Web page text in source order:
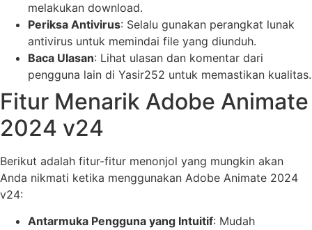
melakukan download.
Periksa Antivirus: Selalu gunakan perangkat lunak
antivirus untuk memindai file yang diunduh.
Baca Ulasan: Lihat ulasan dan komentar dari
pengguna lain di Yasir252 untuk memastikan kualitas.
Fitur Menarik Adobe Animate
2024 v24
Berikut adalah fitur-fitur menonjol yang mungkin akan
Anda nikmati ketika menggunakan Adobe Animate 2024
v24:
Antarmuka Pengguna yang Intuitif: Mudah